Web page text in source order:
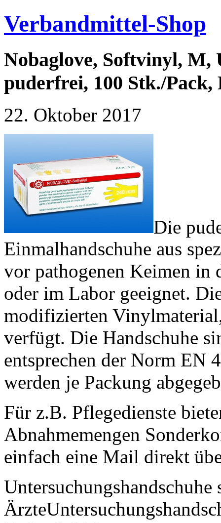
Verbandmittel-Shop
Nobaglove, Softvinyl, M,
puderfrei, 100 Stk./Pack,
22. Oktober 2017
Die
Einmalhandschuhe aus
vor pathogenen Keimen in
oder im Labor geeignet.
modifizierten
verfügt. Die Handschuhe
entsprechen der Norm EN
werden je Packung
Für z.B. Pflegedienste
Abnahmemengen
einfach eine Mail direkt